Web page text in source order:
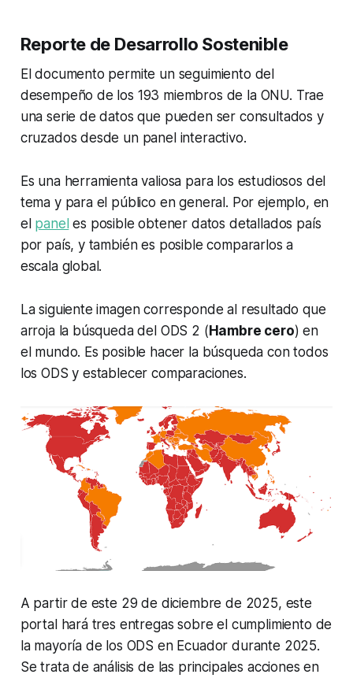
Reporte de Desarrollo Sostenible
El documento permite un seguimiento del
desempeño de los 193 miembros de la ONU. Trae
una serie de datos que pueden ser consultados y
cruzados desde un panel interactivo.
Es una herramienta valiosa para los estudiosos del
tema y para el público en general. Por ejemplo, en
el panel es posible obtener datos detallados país
por país, y también es posible compararlos a
escala global.
La siguiente imagen corresponde al resultado que
arroja la búsqueda del ODS 2 ( Hambre cero) en
el mundo. Es posible hacer la búsqueda con todos
los ODS y establecer comparaciones.
A partir de este 29 de diciembre de 2025, este
portal hará tres entregas sobre el cumplimiento de
la mayoría de los ODS en Ecuador durante 2025.
Se trata de análisis de las principales acciones en